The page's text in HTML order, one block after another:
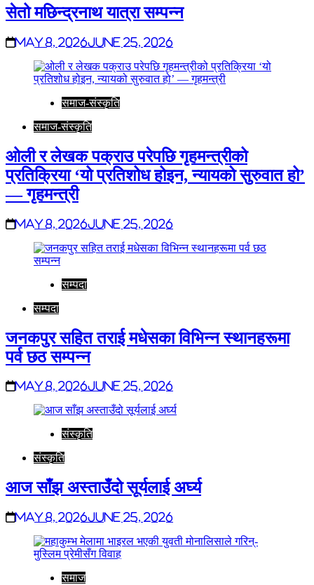
सेतो मछिन्द्रनाथ यात्रा सम्पन्न
May 8, 2026June 25, 2026
समाज-संस्कृति
समाज-संस्कृति
ओली र लेखक पक्राउ परेपछि गृहमन्त्रीको
प्रतिक्रिया ‘यो प्रतिशोध होइन, न्यायको सुरुवात हो’
— गृहमन्त्री
May 8, 2026June 25, 2026
सम्पदा
सम्पदा
जनकपुर सहित तराई मधेसका विभिन्न स्थानहरूमा
पर्व छठ सम्पन्न
May 8, 2026June 25, 2026
संस्कृति
संस्कृति
आज साँझ अस्ताउँदो सूर्यलाई अर्घ्य
May 8, 2026June 25, 2026
समाज